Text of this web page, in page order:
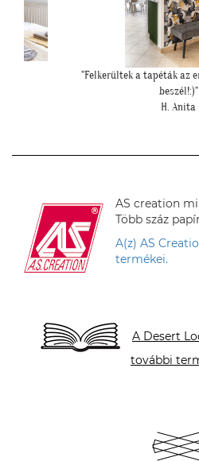
"Ilyen lett a lányom
cseresznye
Cs. Andi
AS creation
Több száz
A(z) AS
termékei.
A Desert
további